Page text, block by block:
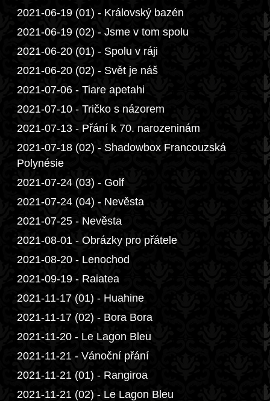
2021-06-19 (01) - Královský bazén
2021-06-19 (02) - Jsme v tom spolu
2021-06-20 (01) - Spolu v ráji
2021-06-20 (02) - Svět je náš
2021-07-06 - Tiare apetahi
2021-07-10 - Tričko s názorem
2021-07-13 - Přání k 70. narozeninám
2021-07-18 (02) - Shadowbox Francouzská
Polynésie
2021-07-24 (03) - Golf
2021-07-24 (04) - Nevěsta
2021-07-25 - Nevěsta
2021-08-01 - Obrázky pro přátele
2021-08-20 - Lenochod
2021-09-19 - Raiatea
2021-11-17 (01) - Huahine
2021-11-17 (02) - Bora Bora
2021-11-20 - Le Lagon Bleu
2021-11-21 - Vánoční přání
2021-11-21 (01) - Rangiroa
2021-11-21 (02) - Le Lagon Bleu